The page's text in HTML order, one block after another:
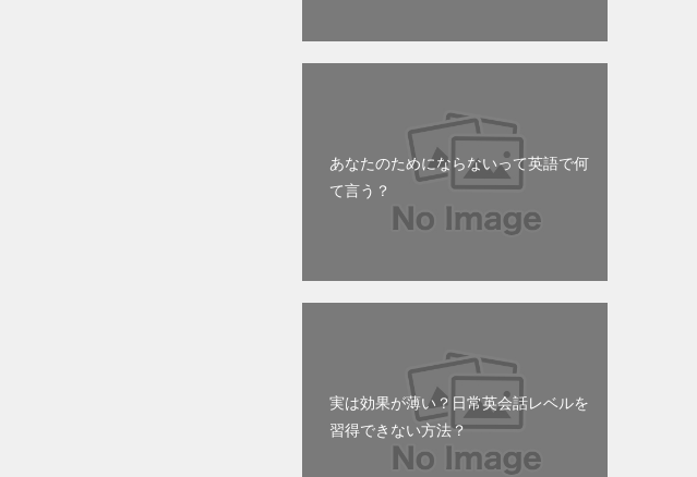
あなたのためにならないって英語で何
て言う？
実は効果が薄い？日常英会話レベルを
習得できない方法？